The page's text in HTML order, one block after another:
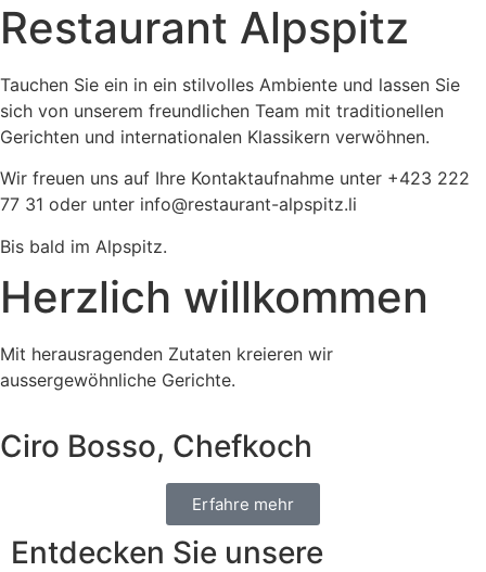
Restaurant Alpspitz
Tauchen Sie ein in ein stilvolles Ambiente und lassen Sie
sich von unserem freundlichen Team mit traditionellen
Gerichten und internationalen Klassikern verwöhnen.
Wir freuen uns auf Ihre Kontaktaufnahme unter +423 222
77 31 oder unter info@restaurant-alpspitz.li
Bis bald im Alpspitz.
Herzlich willkommen
Mit herausragenden Zutaten kreieren wir
aussergewöhnliche Gerichte.
Ciro Bosso, Chefkoch
Erfahre mehr
Entdecken Sie unsere